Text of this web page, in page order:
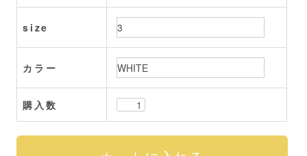
size
カラー
購入数